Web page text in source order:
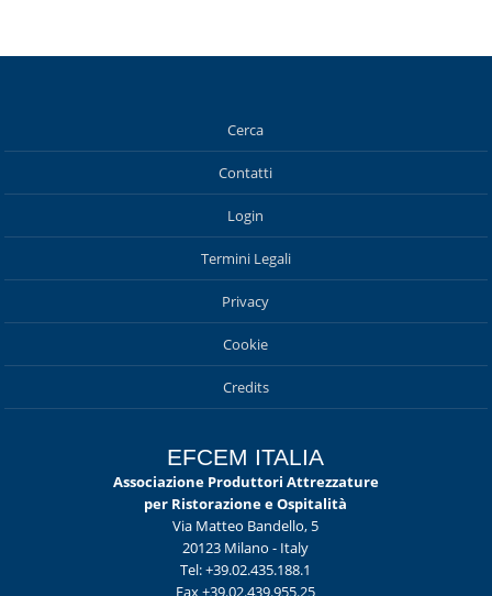
Cerca
Contatti
Login
Termini Legali
Privacy
Cookie
Credits
EFCEM ITALIA
Associazione Produttori Attrezzature
per Ristorazione e Ospitalità
Via Matteo Bandello, 5
20123 Milano - Italy
Tel: +39.02.435.188.1
Fax +39.02.439.955.25